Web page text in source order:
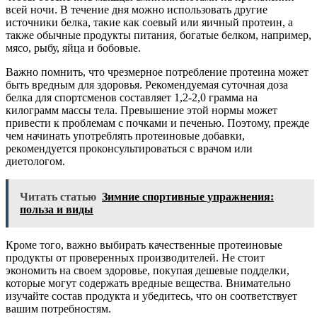
всей ночи. В течение дня можно использовать другие
источники белка, такие как соевый или яичный протеин, а
также обычные продукты питания, богатые белком, например,
мясо, рыбу, яйца и бобовые.
Важно помнить, что чрезмерное потребление протеина может
быть вредным для здоровья. Рекомендуемая суточная доза
белка для спортсменов составляет 1,2-2,0 грамма на
килограмм массы тела. Превышение этой нормы может
привести к проблемам с почками и печенью. Поэтому, прежде
чем начинать употреблять протеиновые добавки,
рекомендуется проконсультироваться с врачом или
диетологом.
Читать статью Зимние спортивные упражнения:
польза и виды
Кроме того, важно выбирать качественные протеиновые
продукты от проверенных производителей. Не стоит
экономить на своем здоровье, покупая дешевые подделки,
которые могут содержать вредные вещества. Внимательно
изучайте состав продукта и убедитесь, что он соответствует
вашим потребностям.